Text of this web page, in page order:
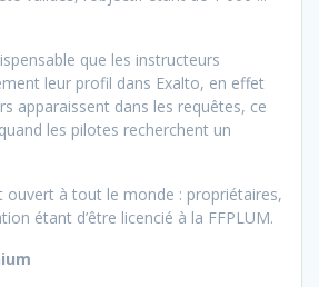
que les instructeurs
leur profil dans Exalto, en effet
apparaissent dans les requêtes, ce
les pilotes recherchent un
ouvert à tout le monde : propriétaires,
étant d’être licencié à la FFPLUM.